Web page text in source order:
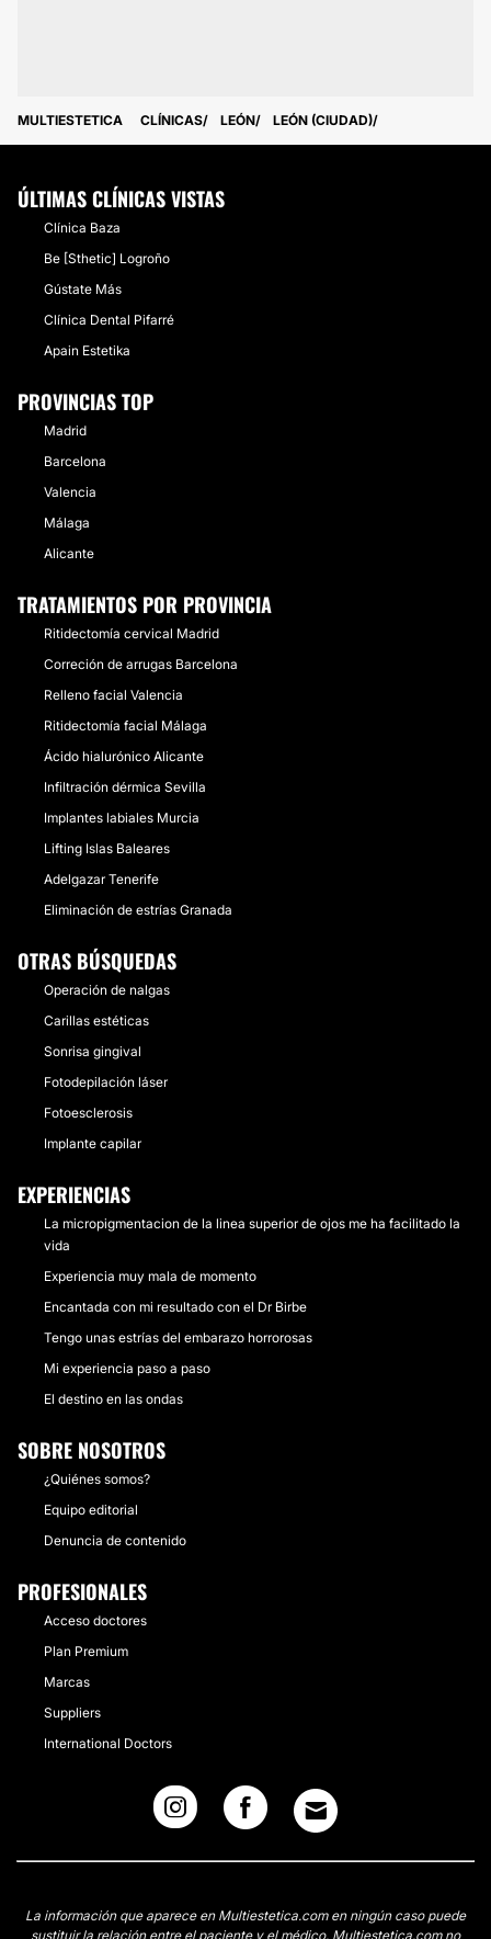
MULTIESTETICA CLÍNICAS LEÓN LEÓN (CIUDAD)
ÚLTIMAS CLÍNICAS VISTAS
Clínica Baza
Be [Sthetic] Logroño
Gústate Más
Clínica Dental Pifarré
Apain Estetika
PROVINCIAS TOP
Madrid
Barcelona
Valencia
Málaga
Alicante
TRATAMIENTOS POR PROVINCIA
Ritidectomía cervical Madrid
Correción de arrugas Barcelona
Relleno facial Valencia
Ritidectomía facial Málaga
Ácido hialurónico Alicante
Infiltración dérmica Sevilla
Implantes labiales Murcia
Lifting Islas Baleares
Adelgazar Tenerife
Eliminación de estrías Granada
OTRAS BÚSQUEDAS
Operación de nalgas
Carillas estéticas
Sonrisa gingival
Fotodepilación láser
Fotoesclerosis
Implante capilar
EXPERIENCIAS
La micropigmentacion de la linea superior de ojos me ha facilitado la
vida
Experiencia muy mala de momento
Encantada con mi resultado con el Dr Birbe
Tengo unas estrías del embarazo horrorosas
Mi experiencia paso a paso
El destino en las ondas
SOBRE NOSOTROS
¿Quiénes somos?
Equipo editorial
Denuncia de contenido
PROFESIONALES
Acceso doctores
Plan Premium
Marcas
Suppliers
International Doctors
La información que aparece en Multiestetica.com en ningún caso puede
sustituir la relación entre el paciente y el médico. Multiestetica.com no